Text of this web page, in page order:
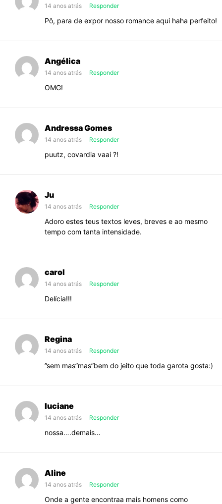
14 anos atrás Responder
Pô, para de expor nosso romance aqui haha perfeito!
Angélica
14 anos atrás Responder
OMG!
Andressa Gomes
14 anos atrás Responder
puutz, covardia vaai ?!
Ju
14 anos atrás Responder
Adoro estes teus textos leves, breves e ao mesmo
tempo com tanta intensidade.
carol
14 anos atrás Responder
Delícia!!!
Regina
14 anos atrás Responder
”sem mas”mas”bem do jeito que toda garota gosta:)
luciane
14 anos atrás Responder
nossa….demais…
Aline
14 anos atrás Responder
Onde a gente encontraa mais homens como